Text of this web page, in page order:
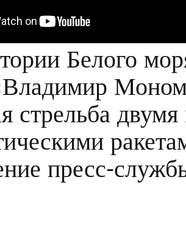
Белого
стрельба
пресс-